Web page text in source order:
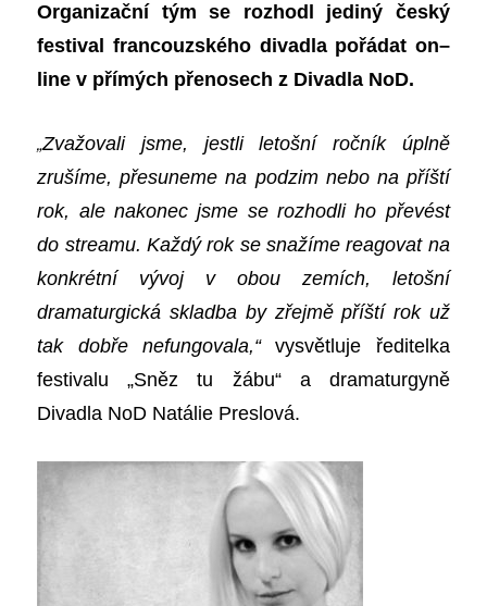
Organizační tým se rozhodl jediný český
festival francouzského divadla pořádat on–
line v přímých přenosech z Divadla NoD.
„Zvažovali jsme, jestli letošní ročník úplně
zrušíme, přesuneme na podzim nebo na příští
rok, ale nakonec jsme se rozhodli ho převést
do streamu. Každý rok se snažíme reagovat na
konkrétní vývoj v obou zemích, letošní
dramaturgická skladba by zřejměpříští rok už
tak dobře nefungovala,“vysvětluje ředitelka
festivalu „Sněz tu žábu“ a dramaturgyně
Divadla NoD Natálie Preslová.